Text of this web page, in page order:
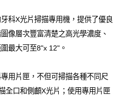
科X光片掃描專用機，提供了優良
像層次豐富清楚之高光學濃度、
最大可至8"x 12"。
用片匣，不但可掃描各種不同尺
全口和側顱X光片；使用專用片匣